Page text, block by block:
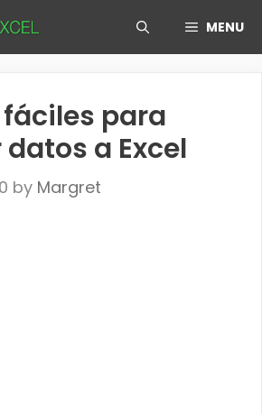
MENU
para
a Excel
by Margret